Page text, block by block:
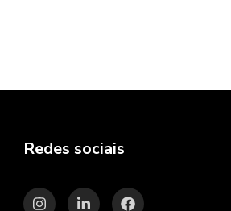
Redes sociais